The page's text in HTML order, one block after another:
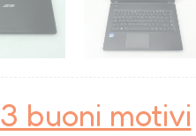
3 buoni motivi